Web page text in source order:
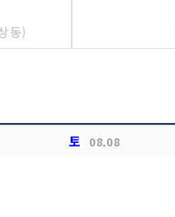
동)
토 08.08